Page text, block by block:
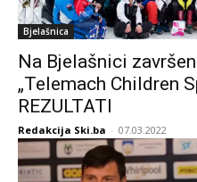
Bjelašnica
Na Bjelašnici
„Telemach Children
REZULTATI
Redakcija Ski.ba - 07.03.2022